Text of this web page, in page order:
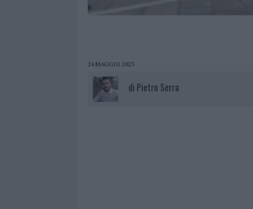
24 MAGGIO 2023
di Pietro Serra